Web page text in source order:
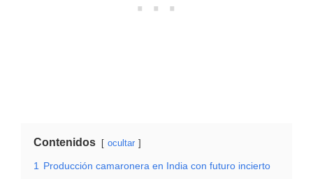
Contenidos ocultar
1
Producción camaronera en India con futuro incierto